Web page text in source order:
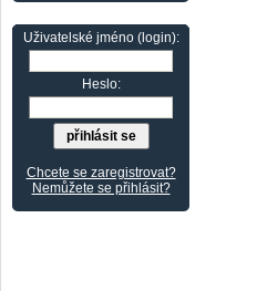
Uživatelské jméno (login):
Heslo:
Chcete se zaregistrovat?
Nemůžete se přihlásit?